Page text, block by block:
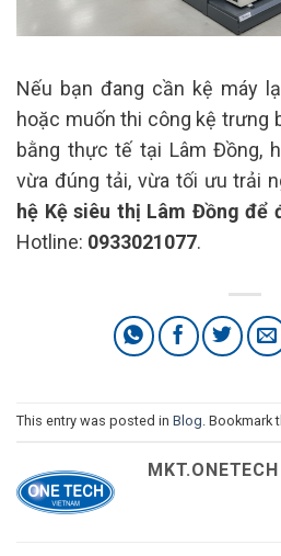
Nếu bạn đang cần kệ máy
hoặc muốn thi công kệ trưng
bằng thực tế tại Lâm Đồng,
vừa đúng tải, vừa tối ưu trải
hệ Kệ siêu thị Lâm Đồng để
Hotline: 0933021077.
This entry was posted in Blog. Bookmark
MKT.ONETECH